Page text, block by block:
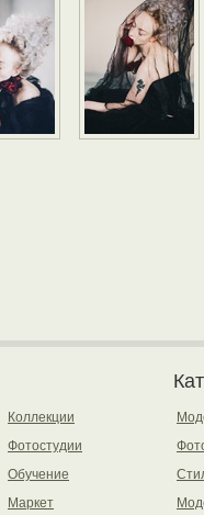
Коллекции
Фотостудии
Обучение
Маркет